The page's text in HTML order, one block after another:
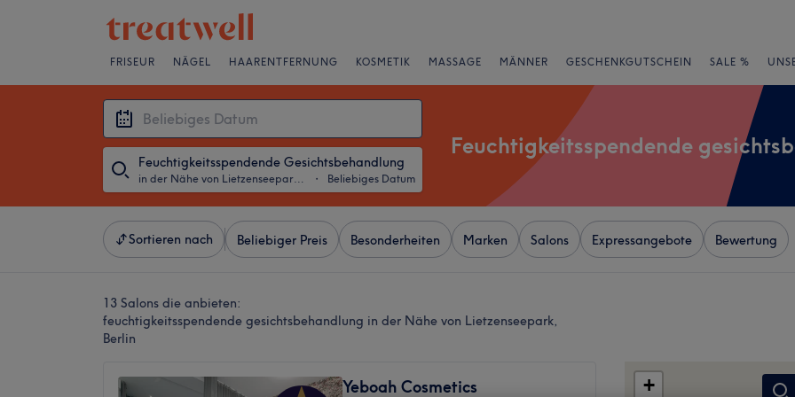
FRISEUR NÄGEL HAARENTFERNUNG KOSMETIK MASSAGE MÄNNER GESCHENKGUTSCHEIN SALE %
Feuchtigkeitsspendende Gesichtsbehandlung
in der Nähe von Lietzenseepark, Berlin ・ Beliebiges Datum
Feuchtigkeitsspendende
Sortieren nach Beliebiger Preis Besonderheiten Marken Salons Expressangebote Bewertung
13 Salons die anbieten:
feuchtigkeitsspendende gesichtsbehandlung in der Nähe von Lietzenseepark,
Berlin
Yeboah Cosmetics
+